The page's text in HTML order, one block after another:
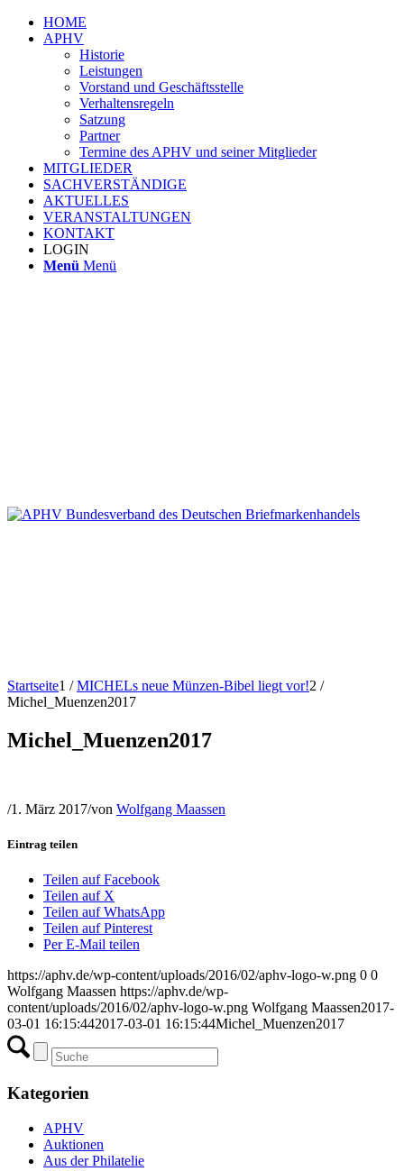
HOME
APHV
Historie
Leistungen
Vorstand und Geschäftsstelle
Verhaltensregeln
Satzung
Partner
Termine des APHV und seiner Mitglieder
MITGLIEDER
SACHVERSTÄNDIGE
AKTUELLES
VERANSTALTUNGEN
KONTAKT
LOGIN
Menü Menü
Startseite1 / MICHELs neue Münzen-Bibel liegt vor!2 /
Michel_Muenzen2017
Michel_Muenzen2017
/1. März 2017/von Wolfgang Maassen
Eintrag teilen
Teilen auf Facebook
Teilen auf X
Teilen auf WhatsApp
Teilen auf Pinterest
Per E-Mail teilen
https://aphv.de/wp-content/uploads/2016/02/aphv-logo-w.png 0 0
Wolfgang Maassen https://aphv.de/wp-
content/uploads/2016/02/aphv-logo-w.png Wolfgang Maassen2017-
03-01 16:15:442017-03-01 16:15:44Michel_Muenzen2017
Kategorien
APHV
Auktionen
Aus der Philatelie